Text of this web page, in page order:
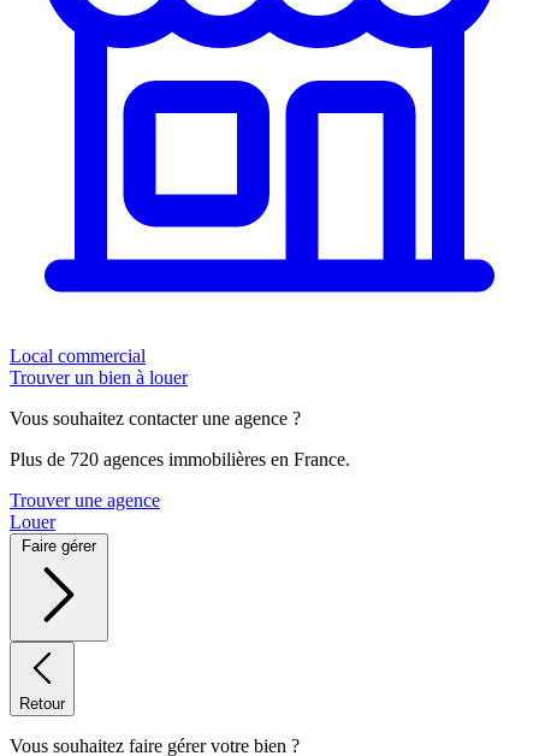
Local commercial
Trouver un bien à louer
Vous souhaitez contacter une agence ?
Plus de 720 agences immobilières en France.
Trouver une agence
Louer
Faire gérer
Retour
Vous souhaitez faire gérer votre bien ?